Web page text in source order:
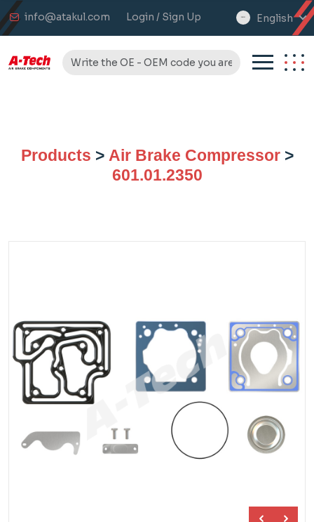
info@atakul.com Login / Sign Up
select
English
Products > Air Brake Compressor>
601.01.2350